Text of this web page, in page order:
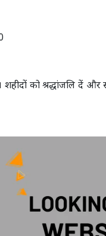
को श्रद्धांजलि दें और